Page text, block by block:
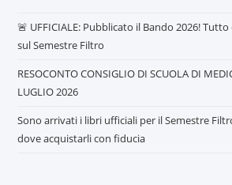
🚨 UFFICIALE: Pubblicato il Bando 2026!
sul Semestre Filtro
RESOCONTO CONSIGLIO DI SCUOLA DI
LUGLIO 2026
Sono arrivati i libri ufficiali per il Semestre
dove acquistarli con fiducia